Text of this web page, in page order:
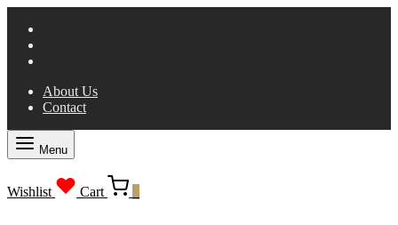
About Us
Contact
Menu
Wishlist Cart